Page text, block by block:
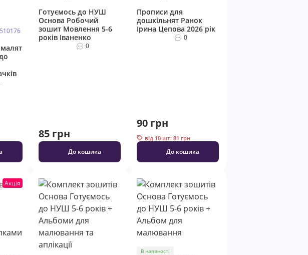
Готуємось до НУШ
Основа Робочий
зошит Мовлення 5-6
років Іваненко
0
85 грн
До кошика
Прописи для
дошкільнят Ранок
Ірина Цепова 2026 рік
0
90 грн
від 10 шт: 81 грн
До кошика
Акція
В наявності